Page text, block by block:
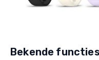
Bekende